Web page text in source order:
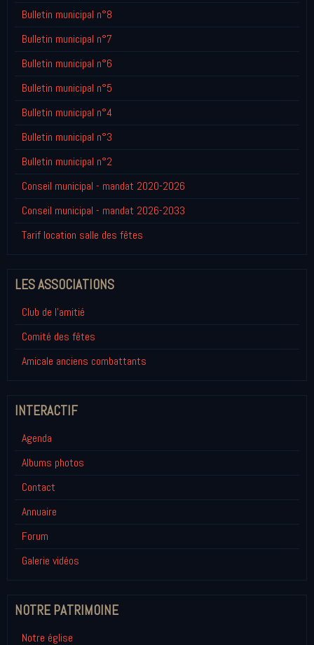
Bulletin municipal n°8
Bulletin municipal n°7
Bulletin municipal n°6
Bulletin municipal n°5
Bulletin municipal n°4
Bulletin municipal n°3
Bulletin municipal n°2
Conseil municipal - mandat 2020-2026
Conseil municipal - mandat 2026-2033
Tarif location salle des fêtes
LES ASSOCIATIONS
Club de l'amitié
Comité des fêtes
Amicale anciens combattants
INTERACTIF
Agenda
Albums photos
Contact
Annuaire
Forum
Galerie vidéos
NOTRE PATRIMOINE
Notre église